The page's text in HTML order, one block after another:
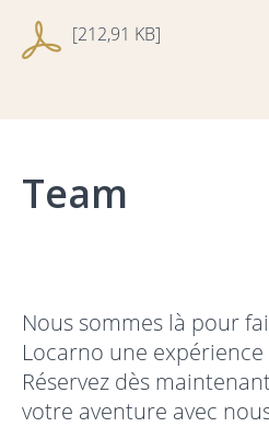
[212,91 KB]
Team
Nous sommes là pour
Locarno une
Réservez dès
votre aventure avec